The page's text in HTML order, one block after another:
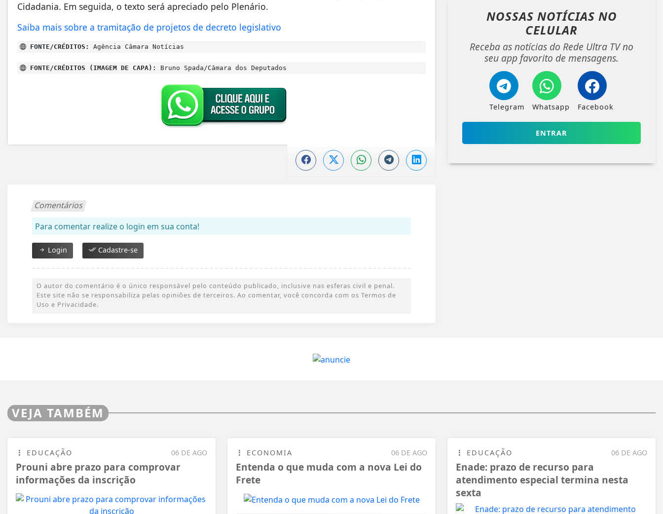
Cidadania. Em seguida, o texto será apreciado pelo Plenário.
Saiba mais sobre a tramitação de projetos de decreto legislativo
FONTE/CRÉDITOS: Agência Câmara Notícias
FONTE/CRÉDITOS (IMAGEM DE CAPA): Bruno Spada/Câmara dos Deputados
Comentários
Para comentar realize o login em sua conta!
Login Cadastre-se
O autor do comentário é o único responsável pelo conteúdo publicado, inclusive nas esferas civil e penal.
Este site não se responsabiliza pelas opiniões de terceiros. Ao comentar, você concorda com os Termos de
Uso e Privacidade.
NOSSAS NOTÍCIAS NO
CELULAR
Receba as notícias do Rede Ultra TV no
seu app favorito de mensagens.
Telegram Whatsapp Facebook
ENTRAR
VEJA TAMBÉM
06 DE AGO
EDUCAÇÃO
Prouni abre prazo para comprovar
informações da inscrição
06 DE AGO
ECONOMIA
Entenda o que muda com a nova Lei do
Frete
06 DE AGO
EDUCAÇÃO
Enade: prazo de recurso para
atendimento especial termina nesta
sexta